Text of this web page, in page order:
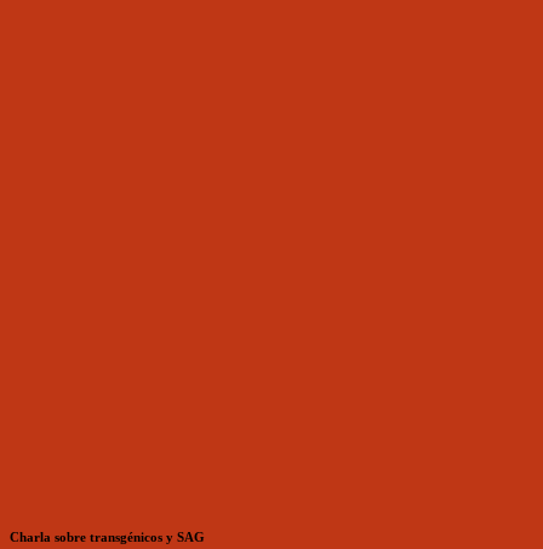
Charla sobre transgénicos y SAG